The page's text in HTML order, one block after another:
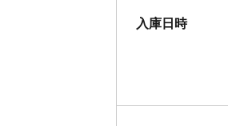
入庫日時